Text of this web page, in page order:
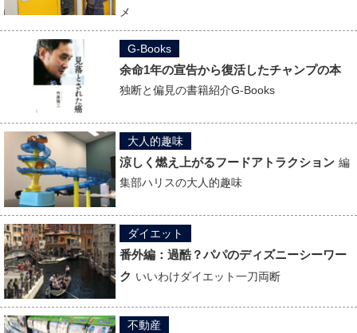
メ
G-Books
余命1年の宣告から復活したチャンプの本
独断と偏見の書籍紹介G-Books
大人的趣味
涼しく燃え上がるフードアトラクション 編
集部ハリスの大人的趣味
ダイエット
番外編：過酷？パパのディズニーシーワー
ク いいわけダイエット一刀両断
不動産